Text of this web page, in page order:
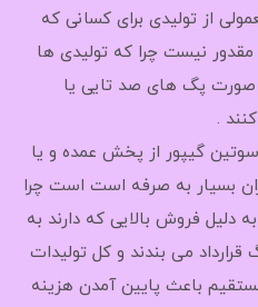
از تولیدی برای کسانی که
نیست چرا که تولیدی ها
صورت پگ های صد تایی یا
گیپور از پخش عمده و یا
بسیار به صرفه است است چرا
فروش بالایی که دارند به
می بندند و کل تولیدات
باعث پایین آمدن هزینه